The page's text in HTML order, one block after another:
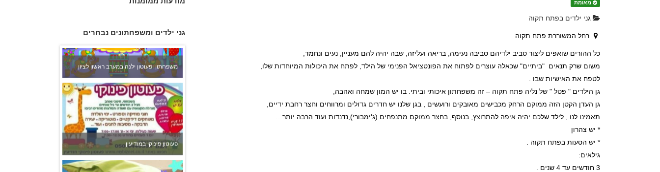
מאומת
גני ילדים בפתח תקוה
רחל המשוררת פתח תקוה
כל ההורים שואפים ליצור סביב ילדיהם סביבה נעימה, בריאה ועליזה, שבה יהיה להם מעניין, נעים ונחמד,
משום שרק תנאים "ביתיים" שכאלה עוצרים לפתוח את הפונטציאל הפנימי של הילד, לפתח את היכולות המיוחדות שלו,
לטפח את האישיות שבו .
גן הילדים " פטל " של נליה פתח תקוה – זה משפחתון איכותי וביתי. בו יש המון שמחה ואהבה,
גן העדן הקטן הזה ממוקם הרחק מכבישים מאובקים ורועשים , בגן שלנו יש חדרים גדולים ומרווחים וחצר רחבת ידיים,
תאמינו לנו , לילד שלכם יהיה איפה להתרוצץ, בנוסף, בחצר ממוקם מתנפחים (ג'ימבורי),נדנדות ועוד הרבה יותר…
* יש צהרון
* יש הסעות בפתח תקוה .
גילאים:
3 חודשים עד 4 שנים .
גני ילדים ומשפחתונים נבחרים
משפחתון ופעוטון ילנה במערב ראשון לציון
פעוטון פינוקי במודיעין